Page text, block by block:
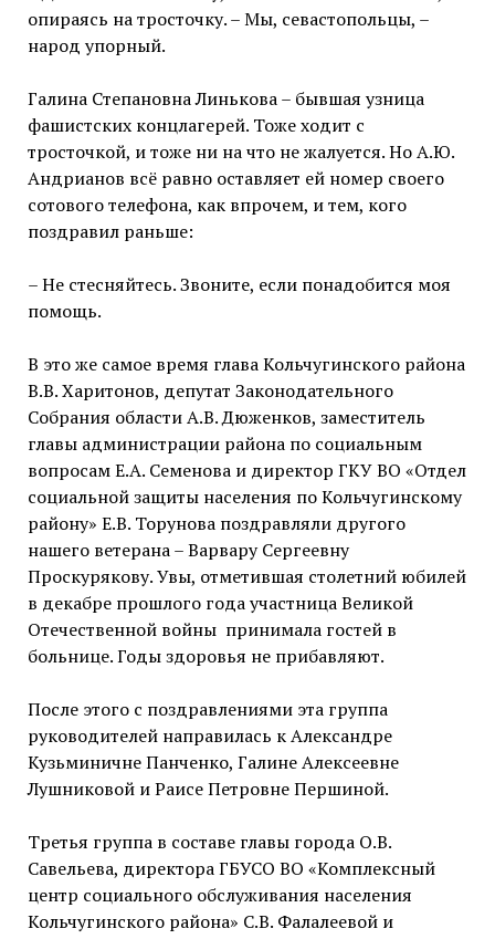
опираясь на тросточку. – Мы, севастопольцы, –
народ упорный.
Галина Степановна Линькова – бывшая узница
фашистских концлагерей. Тоже ходит с
тросточкой, и тоже ни на что не жалуется. Но А.Ю.
Андрианов всё равно оставляет ей номер своего
сотового телефона, как впрочем, и тем, кого
поздравил раньше:
– Не стесняйтесь. Звоните, если понадобится моя
помощь.
В это же самое время глава Кольчугинского района
В.В. Харитонов, депутат Законодательного
Собрания области А.В. Дюженков, заместитель
главы администрации района по социальным
вопросам Е.А. Семенова и директор ГКУ ВО «Отдел
социальной защиты населения по Кольчугинскому
району» Е.В. Торунова поздравляли другого
нашего ветерана – Варвару Сергеевну
Проскурякову. Увы, отметившая столетний юбилей
в декабре прошлого года участница Великой
Отечественной войны принимала гостей в
больнице. Годы здоровья не прибавляют.
После этого с поздравлениями эта группа
руководителей направилась к Александре
Кузьминичне Панченко, Галине Алексеевне
Лушниковой и Раисе Петровне Першиной.
Третья группа в составе главы города О.В.
Савельева, директора ГБУСО ВО «Комплексный
центр социального обслуживания населения
Кольчугинского района» С.В. Фалалеевой и